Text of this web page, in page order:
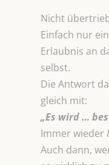
Nicht
Einfach nur
Erlaubnis an
selbst.
Die Antwort
gleich mit:
„Es wird …
Immer wieder
Auch dann,